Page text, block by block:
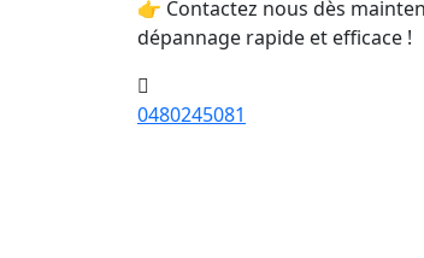
👉 Contactez nous dès
dépannage rapide et efficace !
0480245081